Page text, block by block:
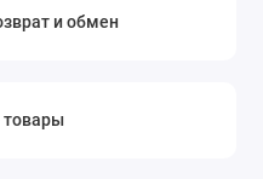
и обмен
товары